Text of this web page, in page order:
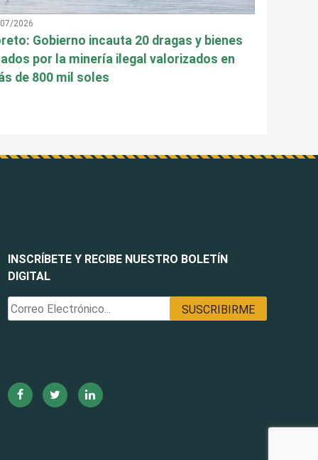
2026
Gobierno incauta 20 dragas y bienes
por la minería ilegal valorizados en
de 800 mil soles
INSCRÍBETE Y RECIBE NUESTRO BOLETÍN
DIGITAL